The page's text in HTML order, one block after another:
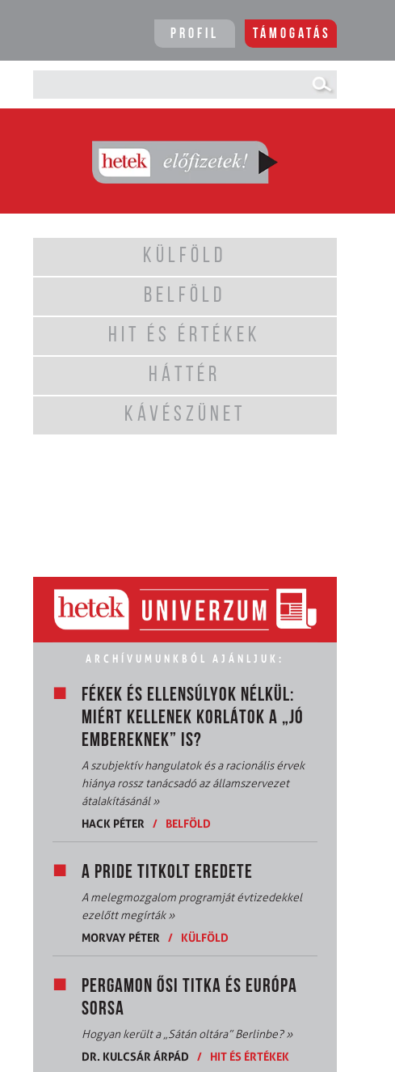
Profil Támogatás
KÜLFÖLD
BELFÖLD
HIT ÉS ÉRTÉKEK
HÁTTÉR
KÁVÉSZÜNET
ARCHÍVUMUNKBÓL AJÁNLJUK:
FÉKEK ÉS ELLENSÚLYOK NÉLKÜL:
MIÉRT KELLENEK KORLÁTOK A „JÓ
EMBEREKNEK” IS?
A szubjektív hangulatok és a racionális érvek
hiánya rossz tanácsadó az államszervezet
átalakításánál»
HACK PÉTER
/ BELFÖLD
A PRIDE TITKOLT EREDETE
A melegmozgalom programját évtizedekkel
ezelőtt megírták»
MORVAY PÉTER
/ KÜLFÖLD
PERGAMON ŐSI TITKA ÉS EURÓPA
SORSA
Hogyan került a „Sátán oltára” Berlinbe?»
DR. KULCSÁR ÁRPÁD
/ HIT ÉS ÉRTÉKEK